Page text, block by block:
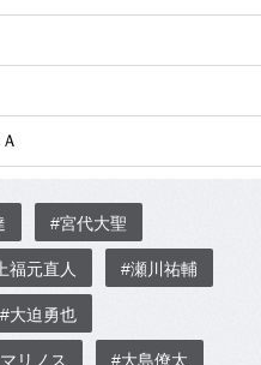
#宮代大聖
福元直人 #瀬川祐輔
#大迫勇也
リノス #大島僚太